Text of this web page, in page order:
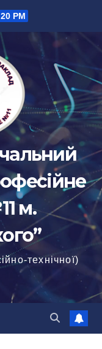
PM
м.
технічної)